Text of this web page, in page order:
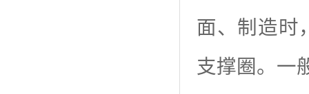
面、制造时
支撑圈。一